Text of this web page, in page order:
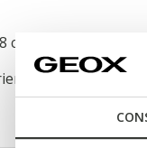
/ 3,2"
om de pasvorm